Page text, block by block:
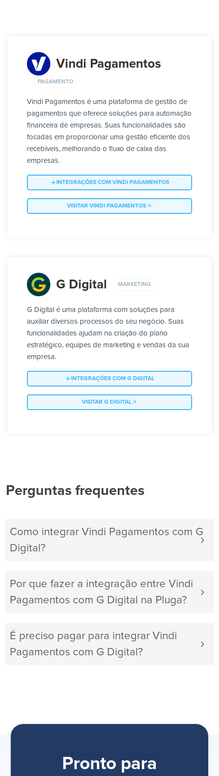
Vindi Pagamentos
PAGAMENTO
Vindi Pagamentos é uma plataforma de gestão de
pagamentos que oferece soluções para automação
financeira de empresas. Suas funcionalidades são
focadas em proporcionar uma gestão eficiente dos
recebíveis, melhorando o fluxo de caixa das
empresas.
INTEGRAÇÕES COM VINDI PAGAMENTOS
VISITAR VINDI PAGAMENTOS
G Digital MARKETING
G Digital é uma plataforma com soluções para
auxiliar diversos processos do seu negócio. Suas
funcionalidades ajudam na criação do plano
estratégico, equipes de marketing e vendas da sua
empresa.
INTEGRAÇÕES COM G DIGITAL
VISITAR G DIGITAL
Perguntas frequentes
Como integrar Vindi Pagamentos com G
Digital?
Por que fazer a integração entre Vindi
Pagamentos com G Digital na Pluga?
É preciso pagar para integrar Vindi
Pagamentos com G Digital?
Pronto para